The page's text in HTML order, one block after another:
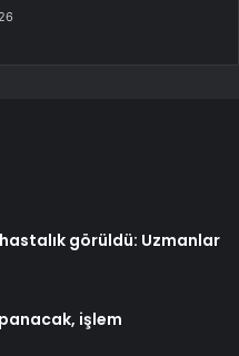
görüldü: Uzmanlar
işlem